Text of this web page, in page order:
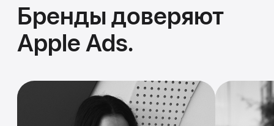
Бренды доверяют
Apple Ads.